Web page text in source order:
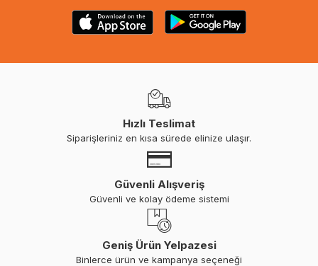
Hızlı Teslimat
Siparişleriniz en kısa sürede elinize ulaşır.
Güvenli Alışveriş
Güvenli ve kolay ödeme sistemi
Geniş Ürün Yelpazesi
Binlerce ürün ve kampanya seçeneği